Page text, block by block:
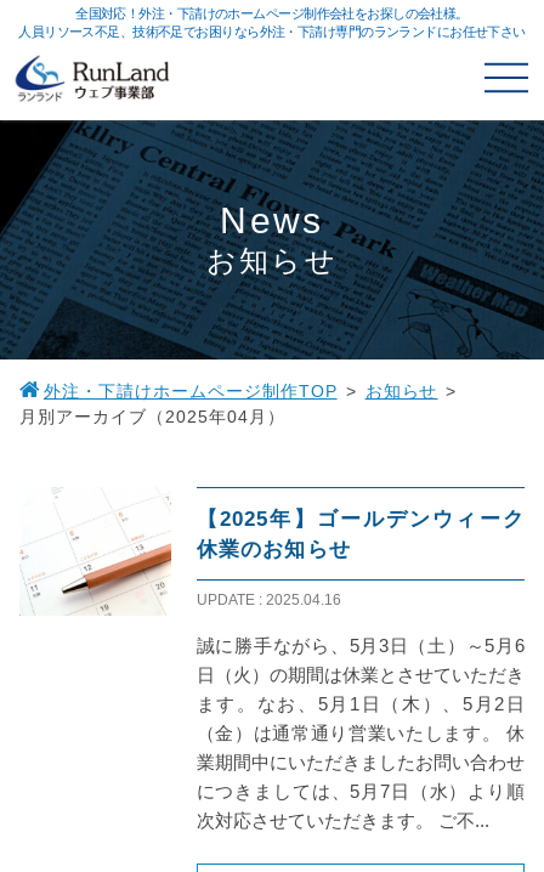
全国対応！外注・下請けのホームページ制作会社をお探しの会社様。
人員リソース不足、技術不足でお困りなら外注・下請け専門のランランドにお任せ下さい
News
お知らせ
外注・下請けホームページ制作TOP
お知らせ
月別アーカイブ（2025年04月）
【2025年】ゴールデンウィーク
休業のお知らせ
UPDATE : 2025.04.16
誠に勝手ながら、5月3日（土）～5月6
日（火）の期間は休業とさせていただき
ます。なお、5月1日（木）、5月2日
（金）は通常通り営業いたします。 休
業期間中にいただきましたお問い合わせ
につきましては、5月7日（水）より順
次対応させていただきます。 ご不...